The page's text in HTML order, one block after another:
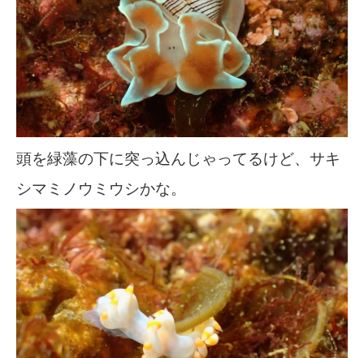
頭を緑藻の下に突っ込んじゃってるけど、サキ
シマミノウミウシかな。